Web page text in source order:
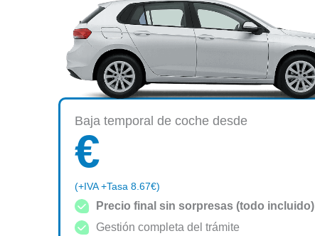
Baja temporal de coche desde
(+IVA +Tasa 8.67€)
€
Precio final sin sorpresas (todo incluido)
Gestión completa del trámite